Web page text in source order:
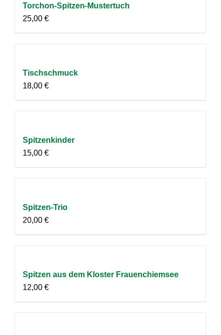
Torchon-Spitzen-Mustertuch
25,00 €
Tischschmuck
18,00 €
Spitzenkinder
15,00 €
Spitzen-Trio
20,00 €
Spitzen aus dem Kloster Frauenchiemsee
12,00 €